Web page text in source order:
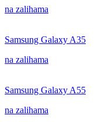
na zalihama
Samsung Galaxy A35
na zalihama
Samsung Galaxy A55
na zalihama